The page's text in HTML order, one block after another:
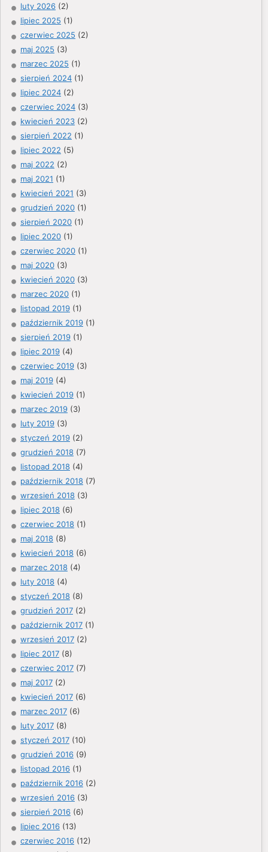
luty 2026 (2)
lipiec 2025 (1)
czerwiec 2025 (2)
maj 2025 (3)
marzec 2025 (1)
sierpień 2024 (1)
lipiec 2024 (2)
czerwiec 2024 (3)
kwiecień 2023 (2)
sierpień 2022 (1)
lipiec 2022 (5)
maj 2022 (2)
maj 2021 (1)
kwiecień 2021 (3)
grudzień 2020 (1)
sierpień 2020 (1)
lipiec 2020 (1)
czerwiec 2020 (1)
maj 2020 (3)
kwiecień 2020 (3)
marzec 2020 (1)
listopad 2019 (1)
październik 2019 (1)
sierpień 2019 (1)
lipiec 2019 (4)
czerwiec 2019 (3)
maj 2019 (4)
kwiecień 2019 (1)
marzec 2019 (3)
luty 2019 (3)
styczeń 2019 (2)
grudzień 2018 (7)
listopad 2018 (4)
październik 2018 (7)
wrzesień 2018 (3)
lipiec 2018 (6)
czerwiec 2018 (1)
maj 2018 (8)
kwiecień 2018 (6)
marzec 2018 (4)
luty 2018 (4)
styczeń 2018 (8)
grudzień 2017 (2)
październik 2017 (1)
wrzesień 2017 (2)
lipiec 2017 (8)
czerwiec 2017 (7)
maj 2017 (2)
kwiecień 2017 (6)
marzec 2017 (6)
luty 2017 (8)
styczeń 2017 (10)
grudzień 2016 (9)
listopad 2016 (1)
październik 2016 (2)
wrzesień 2016 (3)
sierpień 2016 (6)
lipiec 2016 (13)
czerwiec 2016 (12)